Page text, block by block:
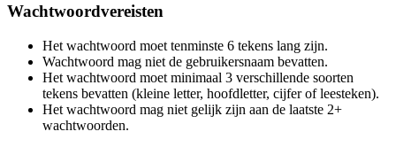
Wachtwoordvereisten
Het wachtwoord moet tenminste 6 tekens lang zijn.
Wachtwoord mag niet de gebruikersnaam bevatten.
Het wachtwoord moet minimaal 3 verschillende soorten
tekens bevatten (kleine letter, hoofdletter, cijfer of leesteken).
Het wachtwoord mag niet gelijk zijn aan de laatste 2+
wachtwoorden.